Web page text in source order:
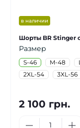
в наличии
Шорты BR Stinger
Размер
S-46 M-48
2XL-54
3XL-56
2 100 грн.